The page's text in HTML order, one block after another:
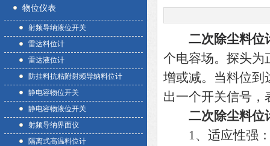
物位仪表
射频导纳液位开关
雷达料位计
雷达液位计
防挂料抗粘附射频导纳料位计
静电容物位开关
静电容物液位开关
射频导纳界面仪
隔离式高温料位计
二次除尘料位
个电容场。探头为
增或减。当料位到
出一个开关信号，
二次除尘料位
1、适应性强：